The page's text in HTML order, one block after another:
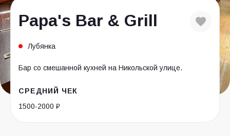
Papa's Bar & Grill
Лубянка
Бар со смешанной кухней на Никольской улице.
СРЕДНИЙ ЧЕК
1500-2000 ₽